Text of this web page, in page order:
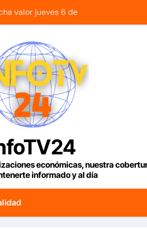
familias del urbanismo Ana
entre Irán y Omán sobre una
el segundo trimestre
en la parroquia Santa Rosalía de
podría concretarse esta semana
es suspendida por faltar a tres
verde rumbo a Italia
viviendas afectadas por los
económicas, nuestra
informado y al día